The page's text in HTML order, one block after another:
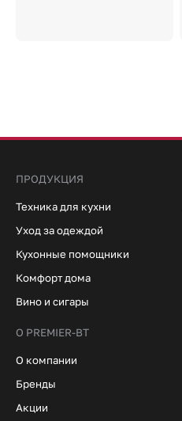
ПРОДУКЦИЯ
Техника для кухни
Уход за одеждой
Кухонные помощники
Комфорт дома
Вино и сигары
О PREMIER-BT
О компании
Бренды
Акции